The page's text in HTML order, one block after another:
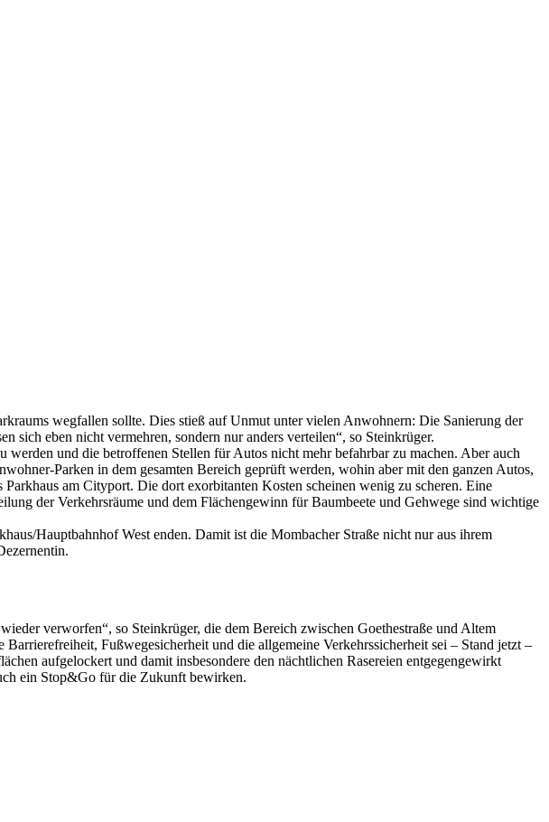
wegfallen sollte. Dies stieß auf Unmut unter vielen Anwohnern: Die Sanierung der
sich eben nicht vermehren, sondern nur anders verteilen“, so Steinkrüger.
und die betroffenen Stellen für Autos nicht mehr befahrbar zu machen. Aber auch
Parken in dem gesamten Bereich geprüft werden, wohin aber mit den ganzen Autos,
am Cityport. Die dort exorbitanten Kosten scheinen wenig zu scheren. Eine
der Verkehrsräume und dem Flächengewinn für Baumbeete und Gehwege sind wichtige
Hauptbahnhof West enden. Damit ist die Mombacher Straße nicht nur aus ihrem
verworfen“, so Steinkrüger, die dem Bereich zwischen Goethestraße und Altem
Fußwegesicherheit und die allgemeine Verkehrssicherheit sei – Stand jetzt –
aufgelockert und damit insbesondere den nächtlichen Rasereien entgegengewirkt
ein Stop&Go für die Zukunft bewirken.